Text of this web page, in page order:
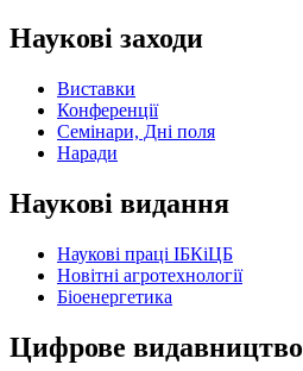
Наукові заходи
Виставки
Конференції
Семінари, Дні поля
Наради
Наукові видання
Наукові праці ІБКіЦБ
Новітні агротехнології
Бiоенергетика
Цифрове видавництво